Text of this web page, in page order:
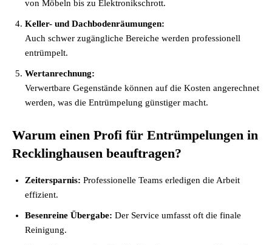
von Möbeln bis zu Elektronikschrott.
Keller- und Dachbodenräumungen:
Auch schwer zugängliche Bereiche werden professionell
entrümpelt.
Wertanrechnung:
Verwertbare Gegenstände können auf die Kosten angerechnet
werden, was die Entrümpelung günstiger macht.
Warum einen Profi für Entrümpelungen in
Recklinghausen beauftragen?
Zeitersparnis: Professionelle Teams erledigen die Arbeit
effizient.
Besenreine Übergabe: Der Service umfasst oft die finale
Reinigung.